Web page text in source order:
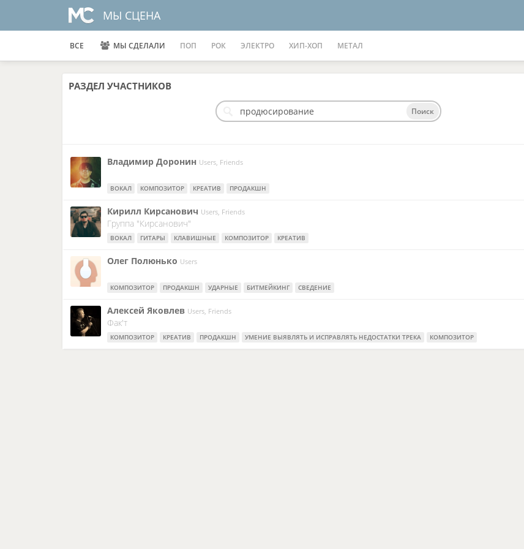
МЫ СЦЕНА
ВСЕ МЫ СДЕЛАЛИ ПОП РОК ЭЛЕКТРО ХИП-ХОП МЕТАЛ
РАЗДЕЛ УЧАСТНИКОВ
Поиск
Владимир Доронин Users, Friends
ВОКАЛ КОМПОЗИТОР КРЕАТИВ ПРОДАКШН
Кирилл Кирсанович Users, Friends
Группа "Кирсанович"
ВОКАЛ ГИТАРЫ КЛАВИШНЫЕ КОМПОЗИТОР КРЕАТИВ
Олег Полюнько Users
КОМПОЗИТОР ПРОДАКШН УДАРНЫЕ БИТМЕЙКИНГ СВЕДЕНИЕ
Алексей Яковлев Users, Friends
Фак'т
КОМПОЗИТОР КРЕАТИВ ПРОДАКШН УМЕНИЕ ВЫЯВЛЯТЬ И ИСПРАВЛЯТЬ НЕДОСТАТКИ ТРЕКА КОМПОЗИТОР